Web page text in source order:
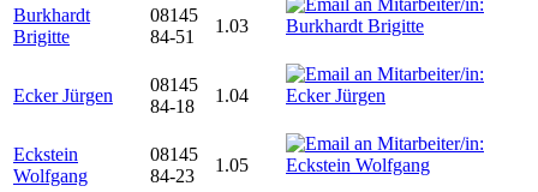
Burkhardt
Brigitte
08145
84-51
1.03
Ecker Jürgen
08145
84-18
1.04
Eckstein
Wolfgang
08145
84-23
1.05